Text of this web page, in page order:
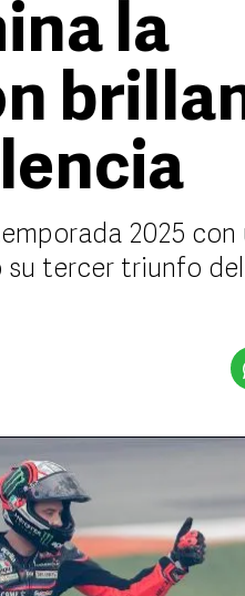
la
2025
tercer triunfo